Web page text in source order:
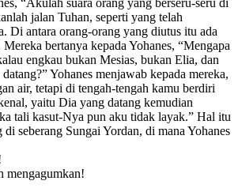
jalan Tuhan, seperti yang telah
Di antara orang-orang yang diutus itu ada
bertanya kepada Yohanes, “Mengapa
engkau bukan Mesias, bukan Elia, dan
Yohanes menjawab kepada mereka,
air, tetapi di tengah-tengah kamu berdiri
yaitu Dia yang datang kemudian
tali kasut-Nya pun aku tidak layak.” Hal itu
seberang Sungai Yordan, di mana Yohanes
mengagumkan!